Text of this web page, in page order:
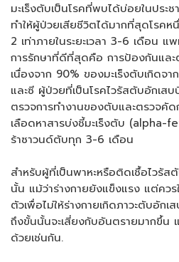
มะเร็งตับเป็นโรคที่พบได้บ่อยในประช
ทำให้ผู้ป่วยเสียชีวิตได้มากที่สุดโรคห
2 เท่าภายในระยะเวลา 3-6 เดือน
การรักษาที่ดีที่สุดคือ การป้องกันและ
เนื่องจาก 90% ของมะเร็งตับเกิดจ
และซี ผู้ป่วยที่เป็นโรคไวรัสตับอักเส
ตรวจการทำงานของตับและตรวจคัด
เลือดหาสารบ่งชี้มะเร็งตับ
ร้าซาวนด์ตับทุก 3-6 เดือน
สำหรับผู้ที่เป็นพาหะหรือติดเชื้อไวรัส
นั้น แม้ว่าร่างกายยังแข็งแรง แต่คว
ตัวเพื่อไม่ให้ร่างกายเกิดภาวะตับอักเ
ถึงขั้นนั้นจะเสี่ยงกับอันตรายมากขึ้น
ด้วยเช่นกัน.